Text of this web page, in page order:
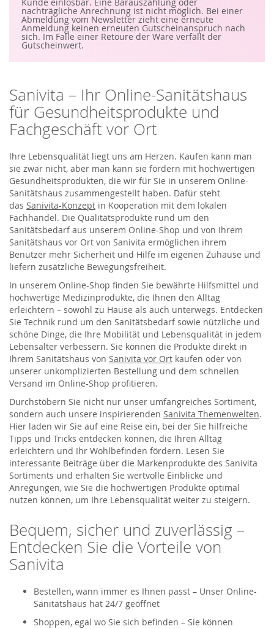
i
e
s
i
c
f
n
s
e
r
e
n
e
s
l
e
t
t
e
r
a
n
Kunde einlösbar. Eine Barauszahlung oder
nachträgliche Anrechnung ist nicht möglich. Bei einer
Abmeldung vom Newsletter zieht eine erneute
Anmeldung keinen erneuten Gutscheinanspruch nach
sich. Im Falle einer Retoure der Ware verfällt der
Gutscheinwert.
Sanivita – Ihr Online-Sanitätshaus
für Gesundheitsprodukte und
Fachgeschäft vor Ort
Ihre Lebensqualität liegt uns am Herzen. Kaufen kann man
sie zwar nicht, aber man kann sie fördern mit hochwertigen
Gesundheitsprodukten, die wir für Sie in unserem Online-
Sanitätshaus zusammengestellt haben. Dafür steht
das Sanivita-Konzept in Kooperation mit dem lokalen
Fachhandel. Die Qualitätsprodukte rund um den
Sanitätsbedarf aus unserem Online-Shop und von Ihrem
Sanitätshaus vor Ort von Sanivita ermöglichen ihrem
Benutzer mehr Sicherheit und Hilfe im eigenen Zuhause und
liefern zusätzliche Bewegungsfreiheit.
In unserem Online-Shop finden Sie bewährte Hilfsmittel und
hochwertige Medizinprodukte, die Ihnen den Alltag
erleichtern – sowohl zu Hause als auch unterwegs. Entdecken
Sie Technik rund um den Sanitätsbedarf sowie nützliche und
schöne Dinge, die Ihre Mobilität und Lebensqualität in jedem
Lebensalter verbessern. Sie können die Produkte direkt in
Ihrem Sanitätshaus von Sanivita vor Ort kaufen oder von
unserer unkomplizierten Bestellung und dem schnellen
Versand im Online-Shop profitieren.
Durchstöbern Sie nicht nur unser umfangreiches Sortiment,
sondern auch unsere inspirierenden Sanivita Themenwelten.
Hier laden wir Sie auf eine Reise ein, bei der Sie hilfreiche
Tipps und Tricks entdecken können, die Ihren Alltag
erleichtern und Ihr Wohlbefinden fördern. Lesen Sie
interessante Beiträge über die Markenprodukte des Sanivita
Sortiments und erhalten Sie wertvolle Einblicke und
Anregungen, wie Sie die hochwertigen Produkte optimal
nutzen können, um Ihre Lebensqualität weiter zu steigern.
Bequem, sicher und zuverlässig –
Entdecken Sie die Vorteile von
Sanivita
Bestellen, wann immer es Ihnen passt – Unser Online-
Sanitätshaus hat 24/7 geöffnet
Shoppen, egal wo Sie sich befinden – Sie können